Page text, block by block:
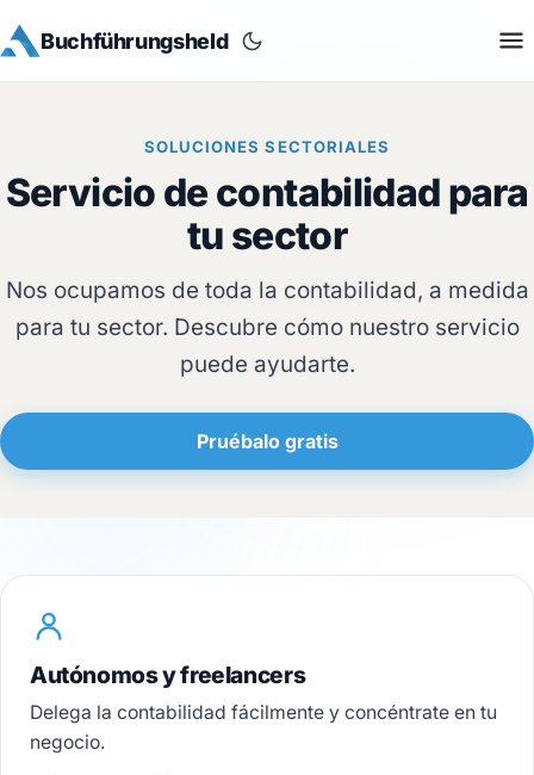
Buchführungsheld
SOLUCIONES SECTORIALES
Servicio de contabilidad para
tu sector
Nos ocupamos de toda la contabilidad, a medida
para tu sector. Descubre cómo nuestro servicio
puede ayudarte.
Pruébalo gratis
Autónomos y freelancers
Delega la contabilidad fácilmente y concéntrate en tu
negocio.